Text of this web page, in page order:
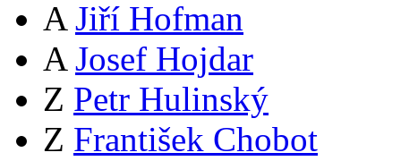
A Jiří Hofman
A Josef Hojdar
Z Petr Hulinský
Z František Chobot